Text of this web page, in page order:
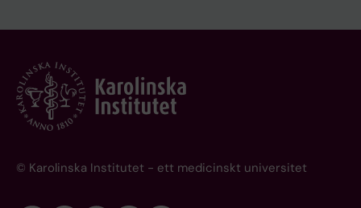
© Karolinska Institutet - ett medicinskt universitet